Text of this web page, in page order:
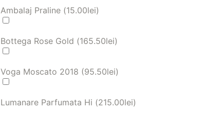
Ambalaj Praline (15.00lei)
Bottega Rose Gold (165.50lei)
Voga Moscato 2018 (95.50lei)
Lumanare Parfumata Hi (215.00lei)